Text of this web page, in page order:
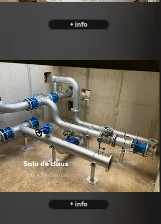
+ info
9 avril 2025
Sala de claus
Entrada dipòsit
+ info